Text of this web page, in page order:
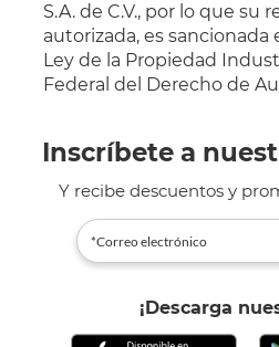
S.A. de C.V., por lo que su
autorizada, es
Ley de la Propiedad
Federal del Derecho de
Inscríbete a
Y recibe descuentos y
¡Descarga